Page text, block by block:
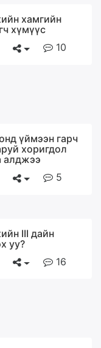
хамгийн
хүмүүс
10
үймээн гарч
хоригдол
алджээ
5
III дайн
уу?
16